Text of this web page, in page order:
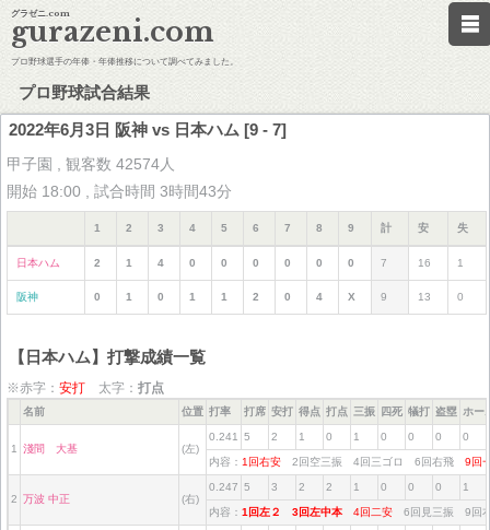
グラゼニ.com
gurazeni.com
プロ野球選手の年俸・年俸推移について調べてみました。
プロ野球試合結果
2022年6月3日 阪神 vs 日本ハム [9 - 7]
甲子園 , 観客数 42574人
開始 18:00 , 試合時間 3時間43分
1 2 3 4 5 6 7 8 9 計 安 失
日本ハム 2 1 4 0 0 0 0 0 0 7 16 1
阪神 0 1 0 1 1 2 0 4 X 9 13 0
【日本ハム】打撃成績一覧
※赤字： 安打 太字： 打点
名前 位置 打率 打席 安打 得点 打点 三振 四死 犠打 盗塁 ホー
1 淺間 大基 (左)
0.241 5 2 1 0 1 0 0 0 0
内容： 1回右安 2回空三振 4回三ゴロ 6回右飛 9回
2 万波 中正 (右)
0.247 5 3 2 2 1 0 0 0 1
内容： 1回左２ 3回左中本 4回二安 6回見三振 9